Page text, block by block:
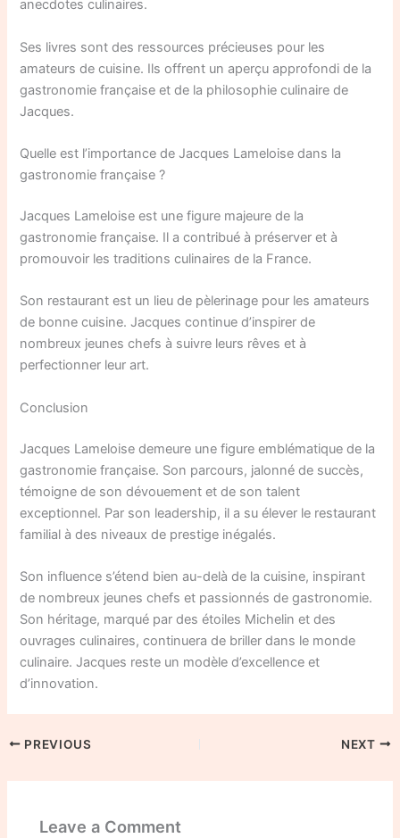
anecdotes culinaires.
Ses livres sont des ressources précieuses pour les
amateurs de cuisine. Ils offrent un aperçu approfondi de la
gastronomie française et de la philosophie culinaire de
Jacques.
Quelle est l’importance de Jacques Lameloise dans la
gastronomie française ?
Jacques Lameloise est une figure majeure de la
gastronomie française. Il a contribué à préserver et à
promouvoir les traditions culinaires de la France.
Son restaurant est un lieu de pèlerinage pour les amateurs
de bonne cuisine. Jacques continue d’inspirer de
nombreux jeunes chefs à suivre leurs rêves et à
perfectionner leur art.
Conclusion
Jacques Lameloise demeure une figure emblématique de la
gastronomie française. Son parcours, jalonné de succès,
témoigne de son dévouement et de son talent
exceptionnel. Par son leadership, il a su élever le restaurant
familial à des niveaux de prestige inégalés.
Son influence s’étend bien au-delà de la cuisine, inspirant
de nombreux jeunes chefs et passionnés de gastronomie.
Son héritage, marqué par des étoiles Michelin et des
ouvrages culinaires, continuera de briller dans le monde
culinaire. Jacques reste un modèle d’excellence et
d’innovation.
PREVIOUS NEXT
Leave a Comment